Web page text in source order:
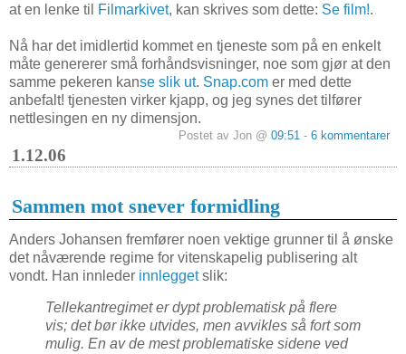
at en lenke til
Filmarkivet, kan skrives som dette: Se film!.
Nå har det imidlertid kommet en tjeneste som på en enkelt
måte genererer små forhåndsvisninger, noe som gjør at den
samme pekeren kanse slik ut. Snap.com er med dette
anbefalt! tjenesten virker kjapp, og jeg synes det tilfører
nettlesingen en ny dimensjon.
Postet av Jon @ 09:51 - 6 kommentarer
1.12.06
Sammen mot snever formidling
Anders Johansen fremfører noen vektige grunner til å ønske
det nåværende regime for vitenskapelig publisering alt
vondt. Han innleder innleggetslik:
Tellekantregimet er dypt problematisk på flere
vis; det bør ikke utvides, men avvikles så fort som
mulig. En av de mest problematiske sidene ved